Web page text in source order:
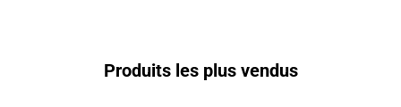
Produits les plus vendus